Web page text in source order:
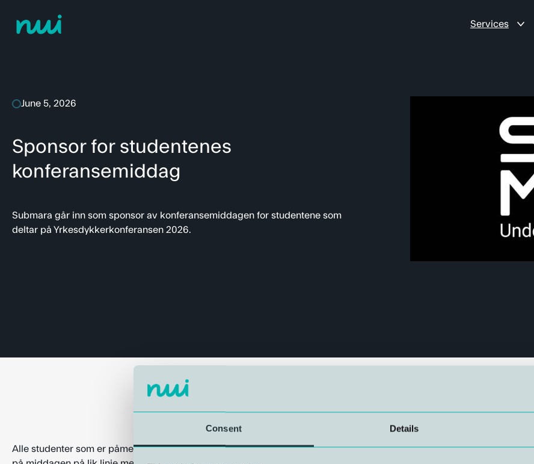
Consent Details
Services
June 5, 2026
Sponsor for studentenes
konferansemiddag
Submara går inn som sponsor av konferansemiddagen for studentene som
deltar på Yrkesdykkerkonferansen 2026.
Alle studenter som er påmeldt konferansen får nyte godt av Submaras støtte og delta